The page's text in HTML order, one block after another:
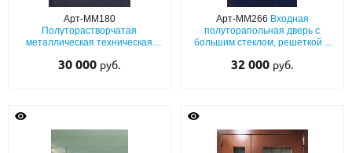
КОНТАКТЫ
Металлические двери от производителя с доставкой и установкой в
Арт-ММ180
Полуторастворчатая
металлическая техническая
покрытием «шелк»
30 000 руб.
Арт-ММ266 Входная
полуторапольная дверь с
большим стеклом, решеткой и
окрашиванием
32 000 руб.